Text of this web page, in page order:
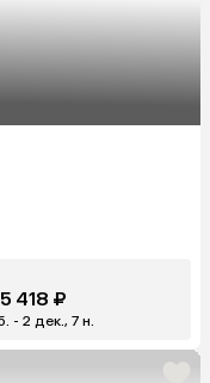
418 ₽
- 2 дек., 7 н.